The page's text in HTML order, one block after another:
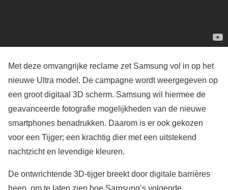
Met deze omvangrijke reclame zet Samsung vol in op het
nieuwe Ultra model. De campagne wordt weergegeven op
een groot digitaal 3D scherm. Samsung wil hiermee de
geavanceerde fotografie mogelijkheden van de nieuwe
smartphones benadrukken. Daarom is er ook gekozen
voor een Tijger; een krachtig dier met een uitstekend
nachtzicht en levendige kleuren.
De ontwrichtende 3D-tijger breekt door digitale barrières